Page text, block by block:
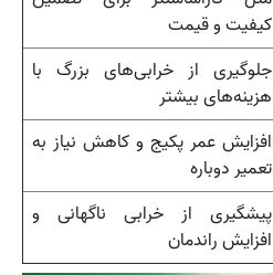
کیفیت و قیمت
جلوگیری از خرابی‌های بزرگ با
هزینه‌های بیشتر
افزایش عمر پکیج و کاهش نیاز به
تعمیر دوباره
پیشگیری از خرابی ناگهانی و
افزایش راندمان